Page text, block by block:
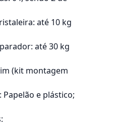
até 10 kg
até 30 kg
(kit montagem
e plástico;